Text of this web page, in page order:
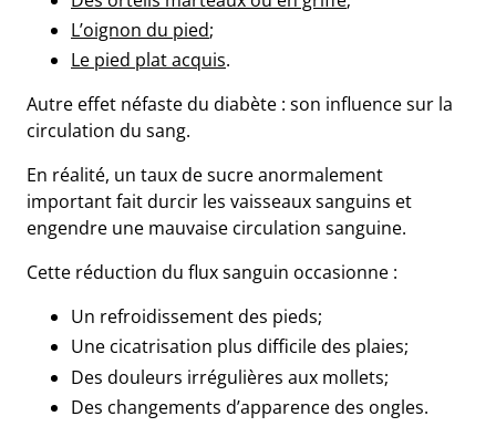
L’oignon du pied;
Le pied plat acquis.
Autre effet néfaste du diabète : son influence sur la
circulation du sang.
En réalité, un taux de sucre anormalement
important fait durcir les vaisseaux sanguins et
engendre une mauvaise circulation sanguine.
Cette réduction du flux sanguin occasionne :
Un refroidissement des pieds;
Une cicatrisation plus difficile des plaies;
Des douleurs irrégulières aux mollets;
Des changements d’apparence des ongles.